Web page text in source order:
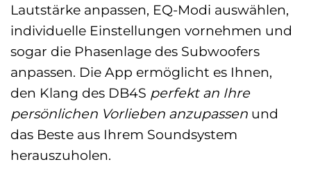
Lautstärke anpassen, EQ-Modi auswählen,
individuelle Einstellungen vornehmen und
sogar die Phasenlage des Subwoofers
anpassen. Die App ermöglicht es Ihnen,
den Klang des DB4S perfekt an Ihre
persönlichen Vorlieben anzupassen und
das Beste aus Ihrem Soundsystem
herauszuholen.